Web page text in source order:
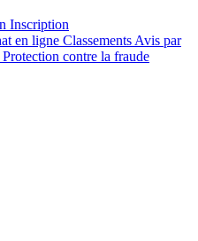
Inscription
en ligne Classements Avis par
Protection contre la fraude